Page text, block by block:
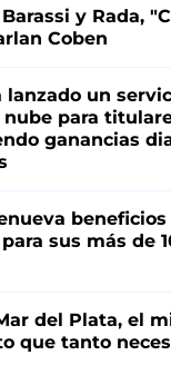
y Rada,
Coben
lanzado un
para
ganancias
beneficios
sus más de
del Plata, el
que tanto